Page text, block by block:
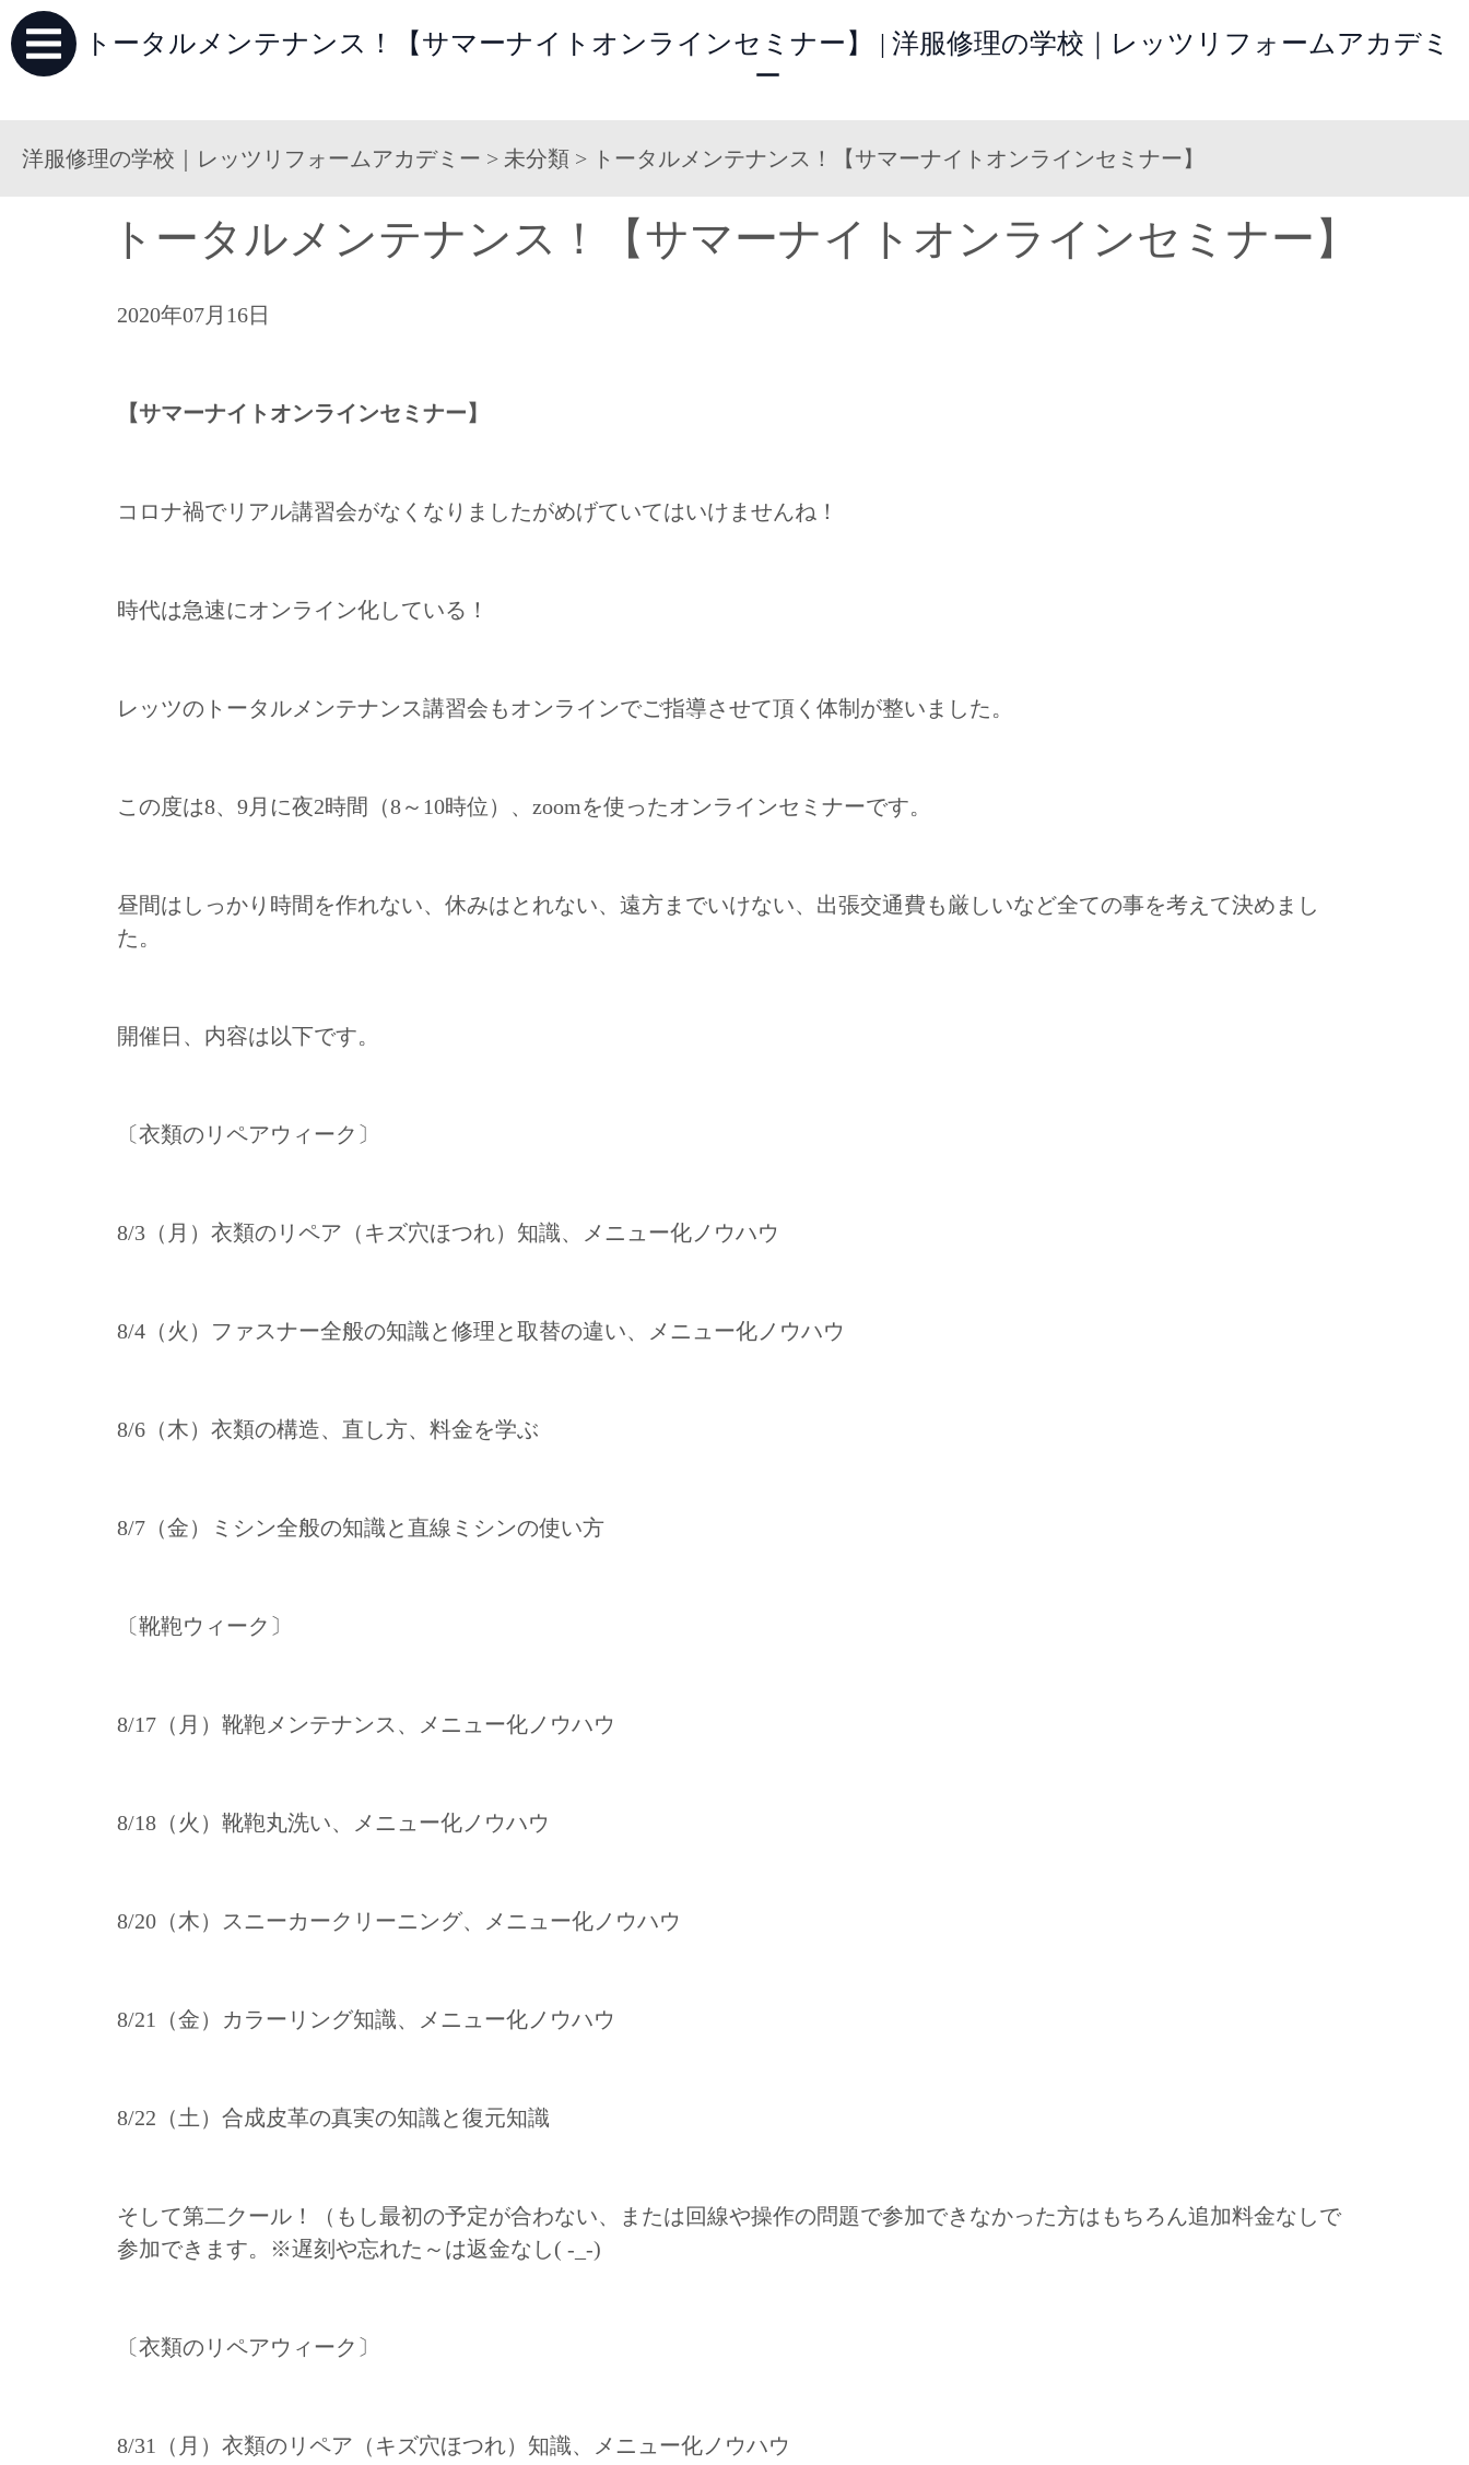
トータルメンテナンス！【サマーナイトオンラインセミナー】 | 洋服修理の学校｜レッツリフォームアカデミ
ー
洋服修理の学校｜レッツリフォームアカデミー > 未分類 > トータルメンテナンス！【サマーナイトオンラインセミナー】
トータルメンテナンス！【サマーナイトオンラインセミナー】
2020年07月16日
【サマーナイトオンラインセミナー】
コロナ禍でリアル講習会がなくなりましたがめげていてはいけませんね！
時代は急速にオンライン化している！
レッツのトータルメンテナンス講習会もオンラインでご指導させて頂く体制が整いました。
この度は8、9月に夜2時間（8～10時位）、zoomを使ったオンラインセミナーです。
昼間はしっかり時間を作れない、休みはとれない、遠方までいけない、出張交通費も厳しいなど全ての事を考えて決めまし
た。
開催日、内容は以下です。
〔衣類のリペアウィーク〕
8/3（月）衣類のリペア（キズ穴ほつれ）知識、メニュー化ノウハウ
8/4（火）ファスナー全般の知識と修理と取替の違い、メニュー化ノウハウ
8/6（木）衣類の構造、直し方、料金を学ぶ
8/7（金）ミシン全般の知識と直線ミシンの使い方
〔靴鞄ウィーク〕
8/17（月）靴鞄メンテナンス、メニュー化ノウハウ
8/18（火）靴鞄丸洗い、メニュー化ノウハウ
8/20（木）スニーカークリーニング、メニュー化ノウハウ
8/21（金）カラーリング知識、メニュー化ノウハウ
8/22（土）合成皮革の真実の知識と復元知識
そして第二クール！（もし最初の予定が合わない、または回線や操作の問題で参加できなかった方はもちろん追加料金なしで
参加できます。※遅刻や忘れた～は返金なし( -_-)
〔衣類のリペアウィーク〕
8/31（月）衣類のリペア（キズ穴ほつれ）知識、メニュー化ノウハウ